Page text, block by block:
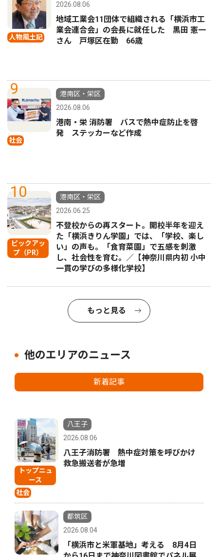
人物風土記
2026.08.06
地域工業会11団体で組織される「横浜市工
業会連合会」の会長に就任した 黒田 憲一
さん 戸塚区在勤 66歳
9
社会
港南区・栄区
2026.08.06
港南・栄 消防署 バスで熱中症防止を啓
発 ステッカーなど作成
10
ピックアッ
プ（PR）
港南区・栄区
2026.06.25
不登校からの再スタート。開校半年を迎え
た「横浜きりん学園」では、「学校、楽し
い」の声も。「食育菜園」で五感を刺激
し、社会性を育む。／【神奈川県内初 小中
一貫の学びの多様化学校】
もっと見る
他のエリアのニュース
新着記事
トップニュ
ース
社会
八王子
2026.08.06
八王子消防署 熱中症対策を呼びかけ
救急搬送者が急増
都筑区
2026.08.04
「横浜市と米軍基地」考える 8月4日